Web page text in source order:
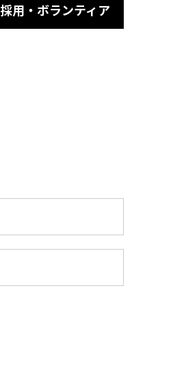
採用・ボランティア